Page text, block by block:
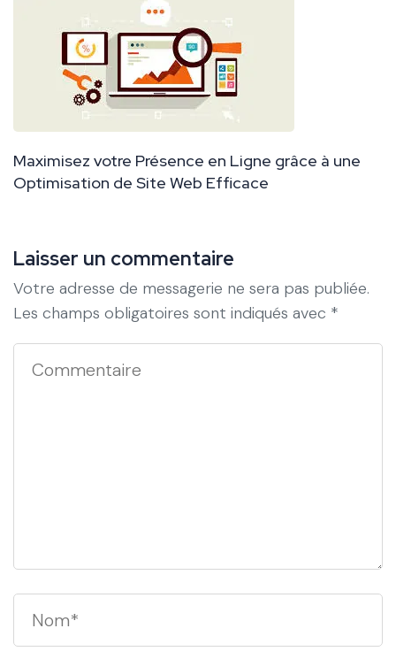
Maximisez votre Présence en Ligne grâce à une
Optimisation de Site Web Efficace
Laisser un commentaire
Votre adresse de messagerie ne sera pas publiée.
Les champs obligatoires sont indiqués avec *